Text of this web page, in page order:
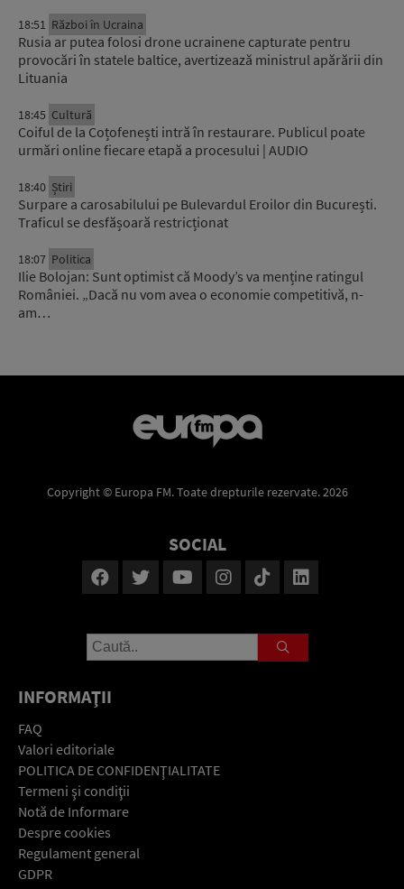
18:51 Război în Ucraina
Rusia ar putea folosi drone ucrainene capturate pentru
provocări în statele baltice, avertizează ministrul apărării din
Lituania
18:45 Cultură
Coiful de la Coțofenești intră în restaurare. Publicul poate
urmări online fiecare etapă a procesului | AUDIO
18:40 Știri
Surpare a carosabilului pe Bulevardul Eroilor din București.
Traficul se desfășoară restricționat
18:07 Politica
Ilie Bolojan: Sunt optimist că Moody’s va menține ratingul
României. „Dacă nu vom avea o economie competitivă, n-
am…
Copyright © Europa FM. Toate drepturile rezervate. 2026
SOCIAL
INFORMAŢII
FAQ
Valori editoriale
POLITICA DE CONFIDENŢIALITATE
Termeni şi condiţii
Notă de Informare
Despre cookies
Regulament general
GDPR